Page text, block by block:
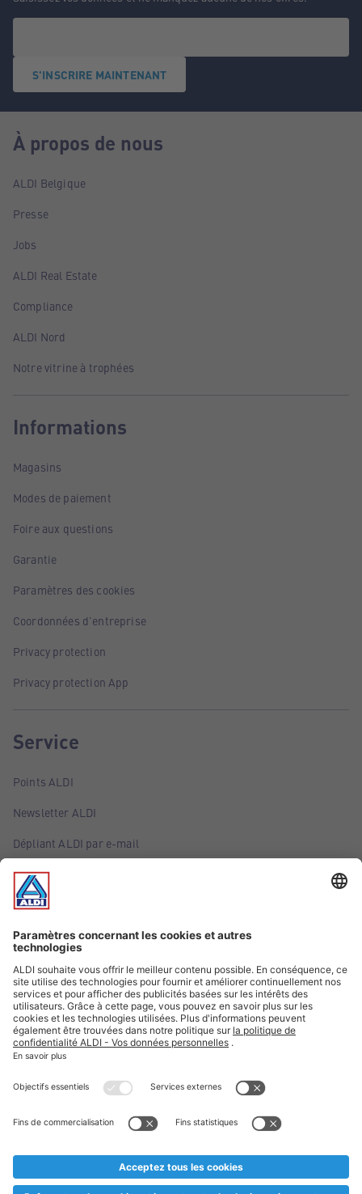
S'INSCRIRE MAINTENANT
À propos de nous
ALDI Belgique
Presse
Jobs
ALDI Real Estate
Compliance
ALDI Nord
Notre vitrine à trophées
Informations
Magasins
Modes de paiement
Foire aux questions
Garantie
Paramètres des cookies
Coordonnées d'entreprise
Privacy protection
Privacy protection App
Service
Points ALDI
Newsletter ALDI
Dépliant ALDI par e-mail
Offres
Infos essentielles
Suivez ALDI Belgique
Textes marqués d'un astérisque et mentions légales
* Nous vendons ces articles temporairement et jusqu'à
au cas où, malgré le planning bien étudié, nous serions
prématurément en rupture de stock. Prix Recupel et TVA incl.
** Sur ce site, l’utilisation de la forme masculine a été adoptée